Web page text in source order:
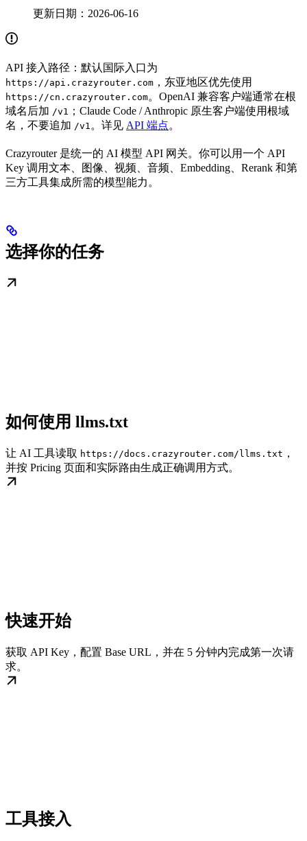
更新日期：2026-06-16
API 接入路径：默认国际入口为
https://api.crazyrouter.com ，东亚地区优先使用
https://cn.crazyrouter.com。OpenAI 兼容客户端通常在根
域名后加 /v1
；Claude Code / Anthropic 原生客户端使用根域
名，不要追加 /v1 。详见 API 端点。
Crazyrouter 是统一的 AI 模型 API 网关。你可以用一个 API
Key 调用文本、图像、视频、音频、Embedding、Rerank 和第
三方工具集成所需的模型能力。
选择你的任务
如何使用 llms.txt
让 AI 工具读取 https://docs.crazyrouter.com/llms.txt ，
并按 Pricing 页面和实际路由生成正确调用方式。
快速开始
获取 API Key，配置 Base URL，并在 5 分钟内完成第一次请
求。
工具接入